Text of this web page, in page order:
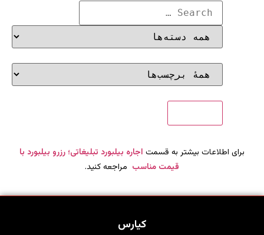
برای اطلاعات بیشتر به قسمت اجاره بیلبورد تبلیغاتی؛ رزرو بیلبورد با
قیمت مناسب مراجعه کنید.
کیارس